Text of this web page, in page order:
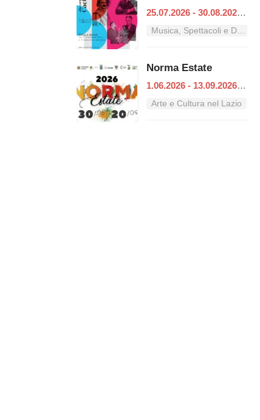
25.07.2026 - 30.08.2026
Musica, Spettacoli e Danza nel Lazio
Norma Estate
1.06.2026 - 13.09.2026
|
Arte e Cultura nel Lazio